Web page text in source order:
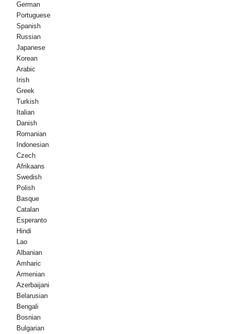
German
Portuguese
Spanish
Russian
Japanese
Korean
Arabic
Irish
Greek
Turkish
Italian
Danish
Romanian
Indonesian
Czech
Afrikaans
Swedish
Polish
Basque
Catalan
Esperanto
Hindi
Lao
Albanian
Amharic
Armenian
Azerbaijani
Belarusian
Bengali
Bosnian
Bulgarian